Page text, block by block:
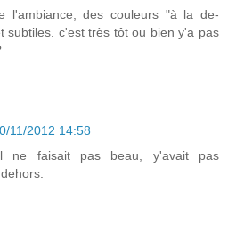
l'ambiance, des couleurs "à la de-
subtiles. c'est très tôt ou bien y'a pas
11/2012 14:58
ne faisait pas beau, y'avait pas